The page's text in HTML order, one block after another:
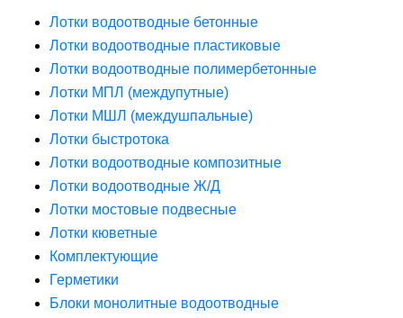
Лотки водоотводные бетонные
Лотки водоотводные пластиковые
Лотки водоотводные полимербетонные
Лотки МПЛ (междупутные)
Лотки МШЛ (междушпальные)
Лотки быстротока
Лотки водоотводные композитные
Лотки водоотводные Ж/Д
Лотки мостовые подвесные
Лотки кюветные
Комплектующие
Герметики
Блоки монолитные водоотводные